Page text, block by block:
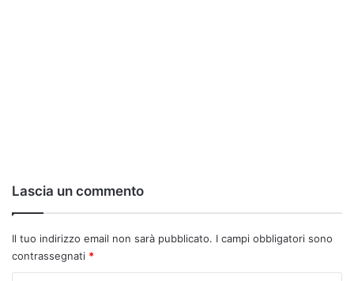
Lascia un commento
Il tuo indirizzo email non sarà pubblicato. I campi obbligatori sono
contrassegnati *